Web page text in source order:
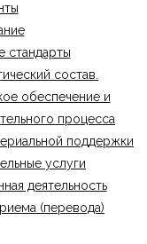
стандарты
состав.
обеспечение и
процесса
поддержки
услуги
деятельность
(перевода)